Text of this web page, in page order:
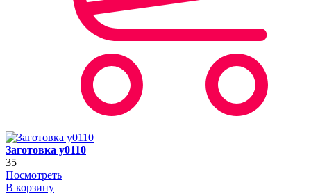
Заготовка y0110
35
Посмотреть
В корзину